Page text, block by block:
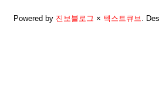
Powered by 진보블로그 × 텍스트큐브.